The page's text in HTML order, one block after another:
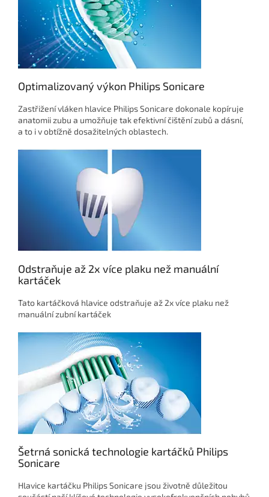
Optimalizovaný výkon Philips Sonicare
Zastřižení vláken hlavice Philips Sonicare dokonale kopíruje
anatomii zubu a umožňuje tak efektivní čištění zubů a dásní,
a to i v obtížně dosažitelných oblastech.
Odstraňuje až 2x více plaku než manuální
kartáček
Tato kartáčková hlavice odstraňuje až 2x více plaku než
manuální zubní kartáček
Šetrná sonická technologie kartáčků Philips
Sonicare
Hlavice kartáčku Philips Sonicare jsou životně důležitou